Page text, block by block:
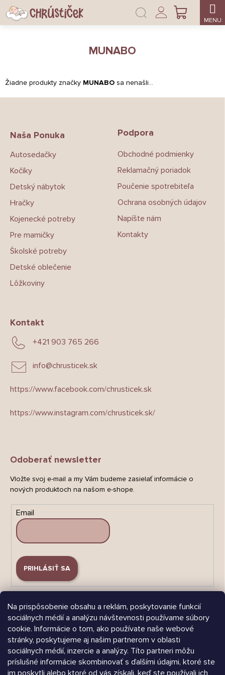
Na prispôsobenie obsahu a reklám, poskytovanie funkcií
sociálnych médií a analýzu návštevnosti používame súbory
cookie. Informácie o tom, ako používate naše webové
stránky, poskytujeme aj našim partnerom v oblasti
sociálnych médií, inzercie a analýzy. Títo partneri môžu
príslušné informácie skombinovať s ďalšími údajmi, ktoré ste
im poskytli alebo ktoré od vás získali, keď ste používali ich
Prejsť
na
obsah
NÁKUPNÝ
Prihlásenie
MUNABO
Žiadne produkty značky MUNABO sa nenašli...
Naša Ponuka
Autosedačky
Kočíky
Detský nábytok
Hračky
Kojenecké potreby
Pre mamičky
Školské potreby
Detské oblečenie
Lôžkoviny
Podpora
Obchodné podmienky
Reklamačný poriadok
Poučenie spotrebiteľa
Ochrana osobných údajov
Napíšte nám
Kontakty
Kontakt
info@chrusticek.sk
+421 903 765 266
https://www.facebook.com/chrusticek.sk
https://www.instagram.com/chrusticek.sk/
Odoberať newsletter
Vložte svoj e-mail a my Vám budeme zasielať informácie o
nových produktoch na našom e-shope.
Email
PRIHLÁSIŤ SA
Árukereső.hu